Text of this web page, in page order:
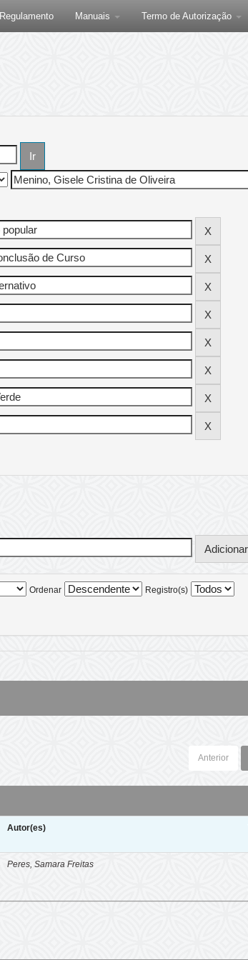
Regulamento Manuais Termo de Autorização
Ordenar Registro(s)
Anterior
Autor(es)
Peres, Samara Freitas